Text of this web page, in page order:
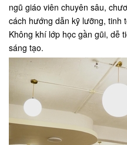
ngũ giáo viên chuyên sâu,
cách hướng dẫn kỹ lưỡng, tinh
Không khí lớp học gần gũi, dễ
sáng tạo.